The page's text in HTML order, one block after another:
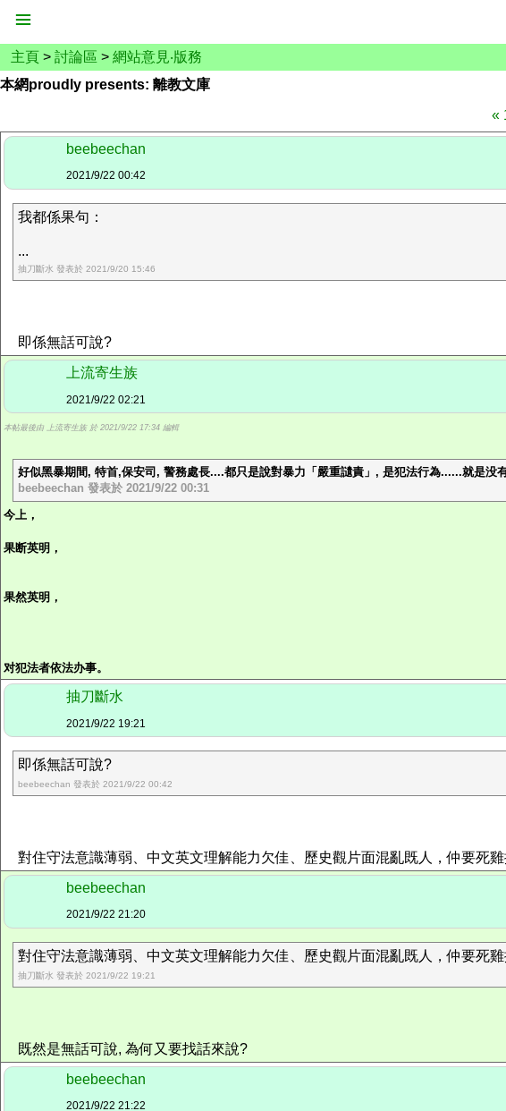
主頁 > 討論區 > 網站意見‧版務
本網proudly presents: 離教文庫
«
beebeechan
2021/9/22 00:42
我都係果句：
...
抽刀斷水 發表於 2021/9/20 15:46
即係無話可說?
上流寄生族
2021/9/22 02:21
本帖最後由 上流寄生族 於 2021/9/22 17:34 編輯
好似黑暴期間, 特首,保安司, 警務處長....都只是說對暴力「嚴重讉責」, 是犯法行為......就是没
beebeechan 發表於 2021/9/22 00:31
今上，
果断英明，
果然英明，
对犯法者依法办事。
抽刀斷水
2021/9/22 19:21
即係無話可說?
beebeechan 發表於 2021/9/22 00:42
對住守法意識薄弱、中文英文理解能力欠佳、歷史觀片面混亂既人，仲要死雞
beebeechan
2021/9/22 21:20
對住守法意識薄弱、中文英文理解能力欠佳、歷史觀片面混亂既人，仲要死
抽刀斷水 發表於 2021/9/22 19:21
既然是無話可說, 為何又要找話來說?
beebeechan
2021/9/22 21:22